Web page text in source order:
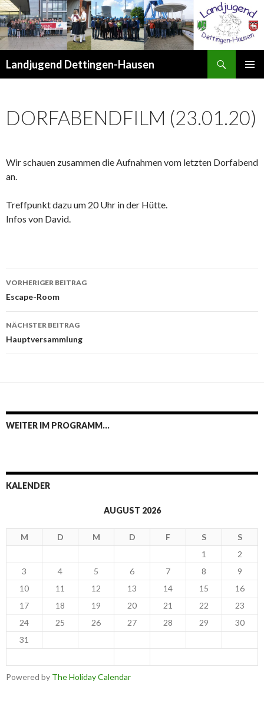
Landjugend Dettingen-Hausen
DORFABENDFILM (23.01.20)
Wir schauen zusammen die Aufnahmen vom letzten Dorfabend
an.
Treffpunkt dazu um 20 Uhr in der Hütte.
Infos von David.
Beitrags-
Navigation
VORHERIGER BEITRAG
Escape-Room
NÄCHSTER BEITRAG
Hauptversammlung
WEITER IM PROGRAMM…
KALENDER
AUGUST 2026
M D M D F S
S
1
2
3
4 5 6 7 8
9
10
11 12 13 14 15
16
17
18 19 20 21 22
23
24
25 26 27 28 29
30
31
Powered by The Holiday Calendar